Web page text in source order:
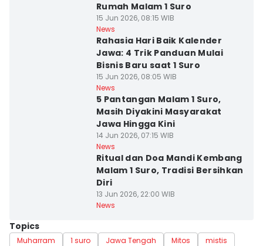
Rumah Malam 1 Suro
15 Jun 2026, 08:15 WIB
News
Rahasia Hari Baik Kalender
Jawa: 4 Trik Panduan Mulai
Bisnis Baru saat 1 Suro
15 Jun 2026, 08:05 WIB
News
5 Pantangan Malam 1 Suro,
Masih Diyakini Masyarakat
Jawa Hingga Kini
14 Jun 2026, 07:15 WIB
News
Ritual dan Doa Mandi Kembang
Malam 1 Suro, Tradisi Bersihkan
Diri
13 Jun 2026, 22:00 WIB
News
Topics
Muharram 1 suro Jawa Tengah Mitos
mistis